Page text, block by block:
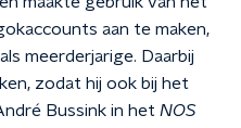
aan te maken,
meerderjarige. Daarbij
zodat hij ook bij het
Bussink in het NOS